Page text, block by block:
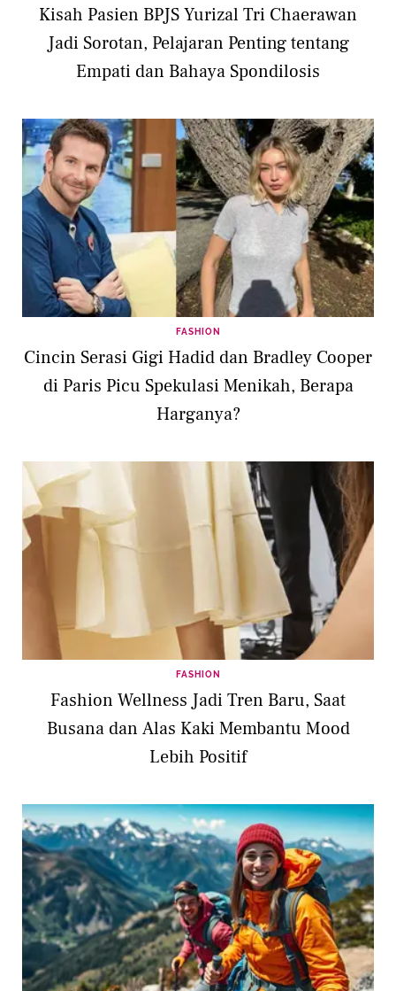
Kisah Pasien BPJS Yurizal Tri Chaerawan
Jadi Sorotan, Pelajaran Penting tentang
Empati dan Bahaya Spondilosis
FASHION
Cincin Serasi Gigi Hadid dan Bradley Cooper
di Paris Picu Spekulasi Menikah, Berapa
Harganya?
FASHION
Fashion Wellness Jadi Tren Baru, Saat
Busana dan Alas Kaki Membantu Mood
Lebih Positif